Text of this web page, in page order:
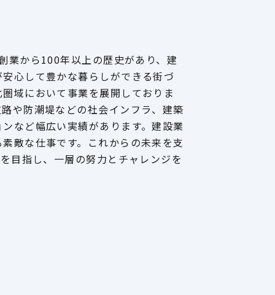
業から100年以上の歴史があり、建
心して豊かな暮らしができる街づ
域において事業を展開しておりま
や防潮堤などの社会インフラ、建築
など幅広い実績があります。建設業
敵な仕事です。これからの未来を支
目指し、一層の努力とチャレンジを